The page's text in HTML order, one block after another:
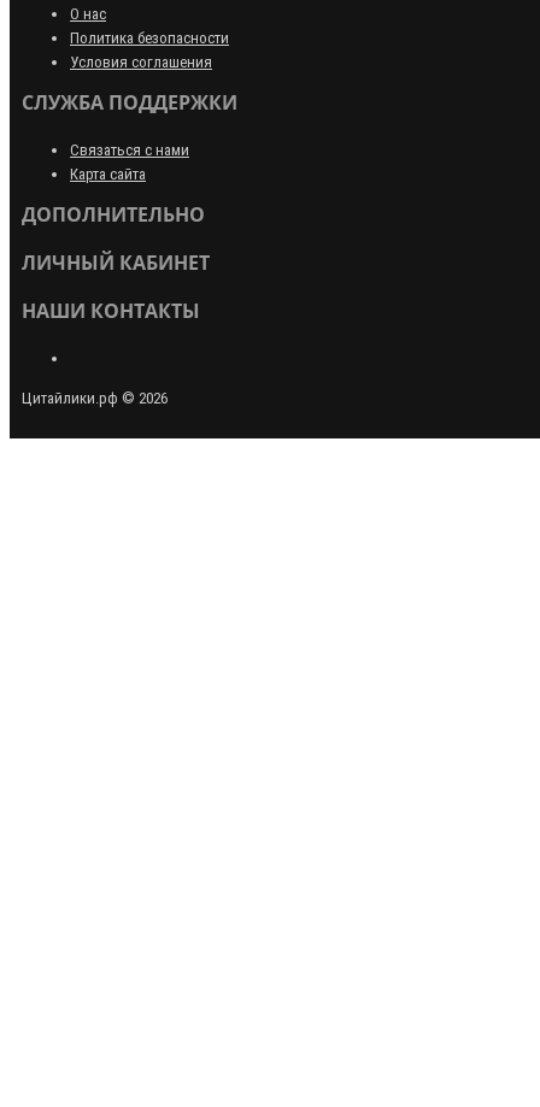
О нас
Политика безопасности
Условия соглашения
СЛУЖБА ПОДДЕРЖКИ
Связаться с нами
Карта сайта
ДОПОЛНИТЕЛЬНО
ЛИЧНЫЙ КАБИНЕТ
НАШИ КОНТАКТЫ
Цитайлики.рф © 2026